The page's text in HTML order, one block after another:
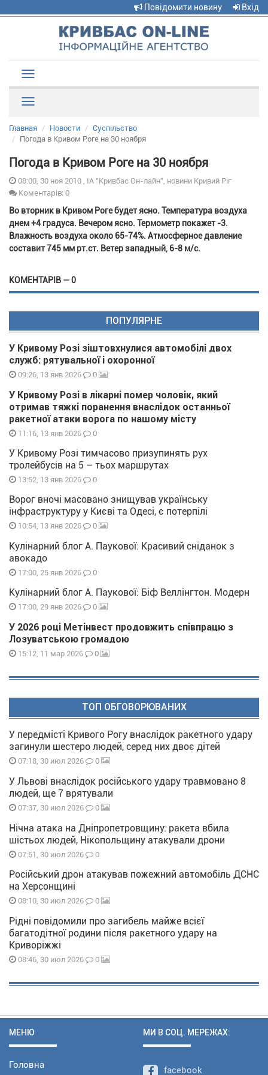
Повідомити новину Вхід
navigation
Главная Новости
Суспільство
Погода в Кривом Роге на 30 ноября
Погода в Кривом Роге на 30 ноября
08:00, 30 ноя 2010 , ІА "Кривбас Он-лайн", новини Кривий Ріг
Коментарів: 0
Во вторник в Кривом Роге будет ясно. Температура воздуха
днем +4 градуса. Вечером ясно. Термометр покажет -3.
Влажность воздуха около 65-74%. Атмосферное давление
составит 745 мм рт.ст. Ветер западный, 6-8 м/с.
КОМЕНТАРІВ — 0
ПОПУЛЯРНЕ
У Кривому Розі зіштовхнулися автомобілі двох
служб: рятувальної і охоронної
09:26, 13 янв 2026 0
У Кривому Розі в лікарні помер чоловік, який
отримав тяжкі поранення внаслідок останньої
ракетної атаки ворога по нашому місту
11:16, 13 янв 2026 0
У Кривому Розі тимчасово призупинять рух
тролейбусів на 5 – тьох маршрутах
13:52, 13 янв 2026 0
Ворог вночі масовано знищував українську
інфраструктуру у Києві та Одесі, є потерпілі
10:54, 13 янв 2026 0
Кулінарний блог А. Паукової: Красивий сніданок з
авокадо
17:00, 25 янв 2026 0
Кулінарний блог А. Паукової: Біф Веллінгтон. Модерн
17:00, 29 янв 2026 0
У 2026 році Метінвест продовжить співпрацю з
Лозуватською громадою
15:12, 11 мар 2026 0
ТОП ОБГОВОРЮВАНИХ
У передмісті Кривого Рогу внаслідок ракетного удару
загинули шестеро людей, серед них двоє дітей
07:18, 30 июл 2026 0
У Львові внаслідок російського удару травмовано 8
людей, ще 7 врятували
07:37, 30 июл 2026 0
Нічна атака на Дніпропетровщину: ракета вбила
шістьох людей, Нікопольщину атакували дрони
07:51, 30 июл 2026 0
Російський дрон атакував пожежний автомобіль ДСНС
на Херсонщині
08:10, 30 июл 2026 0
Рідні повідомили про загибель майже всієї
багатодітної родини після ракетного удару на
Криворіжжі
08:46, 30 июл 2026 0
МЕНЮ
Головна
МИ В СОЦ. МЕРЕЖАХ:
facebook